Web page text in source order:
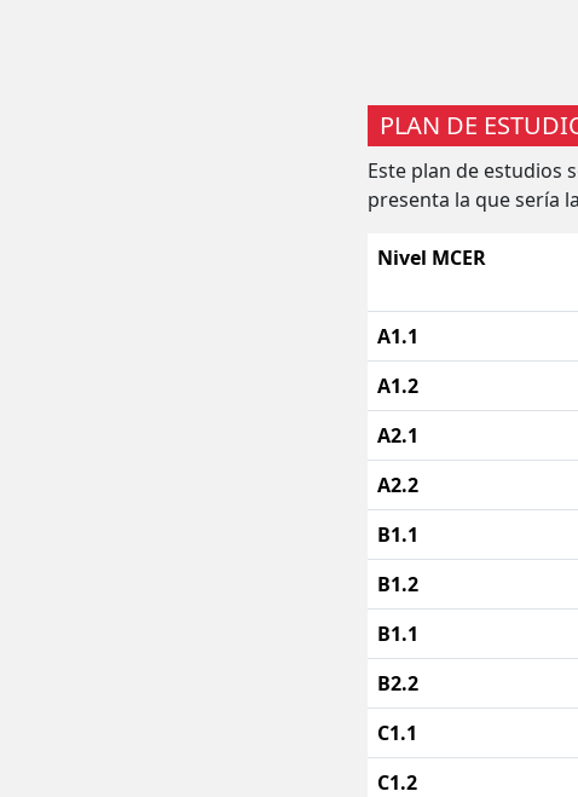
PLAN DE
Este plan de estudios
presenta la que sería
Nivel MCER
A1.1
A1.2
A2.1
A2.2
B1.1
B1.2
B1.1
B2.2
C1.1
C1.2